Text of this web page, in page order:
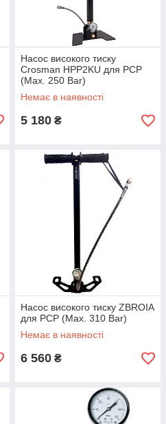
Насос високого тиску
Crosman HPP2KU для PCP
(Max. 250 Bar)
Немає в наявності
5 180 ₴
Насос високого тиску ZBROIA
для PCP (Max. 310 Bar)
Немає в наявності
6 560 ₴